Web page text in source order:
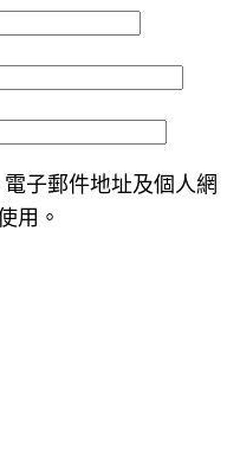
子郵件地址及個人網
用。